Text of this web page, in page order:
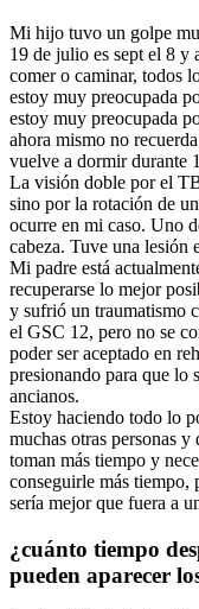
Mi hijo tuvo un golpe
19 de julio es sept el 8 y
comer o caminar, todos
estoy muy preocupada
estoy muy preocupada
ahora mismo no
vuelve a dormir durante
La visión doble por el
sino por la rotación de
ocurre en mi caso. Uno
cabeza. Tuve una lesión
Mi padre está
recuperarse lo mejor
y sufrió un traumatismo
el GSC 12, pero no se
poder ser aceptado en
presionando para que lo
ancianos.
Estoy haciendo todo lo
muchas otras personas y
toman más tiempo y
conseguirle más tiempo,
sería mejor que fuera a
¿cuánto tiempo
pueden aparecer